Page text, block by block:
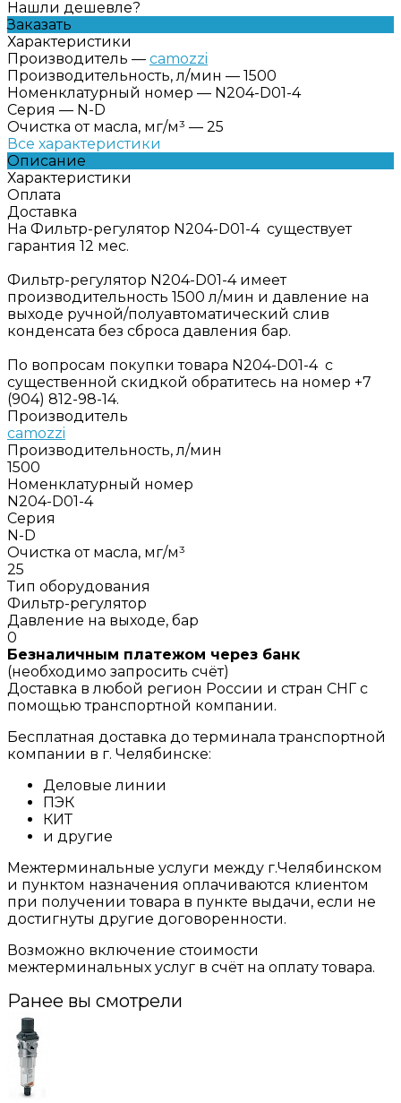
Нашли дешевле?
Заказать
Характеристики
Производитель — camozzi
Производительность, л/мин — 1500
Номенклатурный номер — N204-D01-4
Серия — N-D
Очистка от масла, мг/м³ — 25
Все характеристики
Описание
Характеристики
Оплата
Доставка
На Фильтр-регулятор N204-D01-4 существует
гарантия 12 мес.
Фильтр-регулятор N204-D01-4 имеет
производительность 1500 л/мин и давление на
выходе ручной/полуавтоматический слив
конденсата без сброса давления бар.
По вопросам покупки товара N204-D01-4 с
существенной скидкой обратитесь на номер +7
(904) 812-98-14.
Производитель
camozzi
Производительность, л/мин
1500
Номенклатурный номер
N204-D01-4
Серия
N-D
Очистка от масла, мг/м³
25
Тип оборудования
Фильтр-регулятор
Давление на выходе, бар
0
Безналичным платежом через банк
(необходимо запросить счёт)
Доставка в любой регион России и стран СНГ с
помощью транспортной компании.
Бесплатная доставка до терминала транспортной
компании в г. Челябинске:
Деловые линии
ПЭК
КИТ
и другие
Межтерминальные услуги между г.Челябинском
и пунктом назначения оплачиваются клиентом
при получении товара в пункте выдачи, если не
достигнуты другие договоренности.
Возможно включение стоимости
межтерминальных услуг в счёт на оплату товара.
Ранее вы смотрели